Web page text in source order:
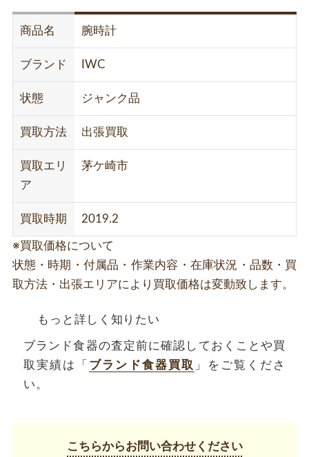
商品名 腕時計
ブランド IWC
状態 ジャンク品
買取方法 出張買取
買取エリ
ア
茅ケ崎市
買取時期 2019.2
※買取価格について
状態・時期・付属品・作業内容・在庫状況・品数・買
取方法・出張エリアにより買取価格は変動致します。
もっと詳しく知りたい
ブランド食器の査定前に確認しておくことや買
取実績は「 ブランド食器買取 」をご覧くださ
い。
こちらからお問い合わせください